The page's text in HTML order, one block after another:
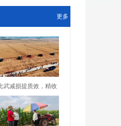
更多
武减损提质效，精收